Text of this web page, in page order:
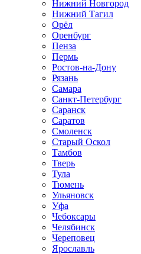
Нижний Новгород
Нижний Тагил
Орёл
Оренбург
Пенза
Пермь
Ростов‑на‑Дону
Рязань
Самара
Санкт‑Петербург
Саранск
Саратов
Смоленск
Старый Оскол
Тамбов
Тверь
Тула
Тюмень
Ульяновск
Уфа
Чебоксары
Челябинск
Череповец
Ярославль